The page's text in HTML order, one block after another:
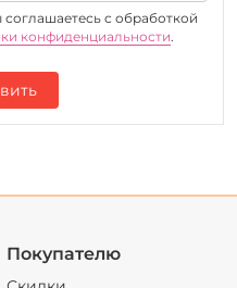
c обработкой
конфиденциальности.
Покупателю